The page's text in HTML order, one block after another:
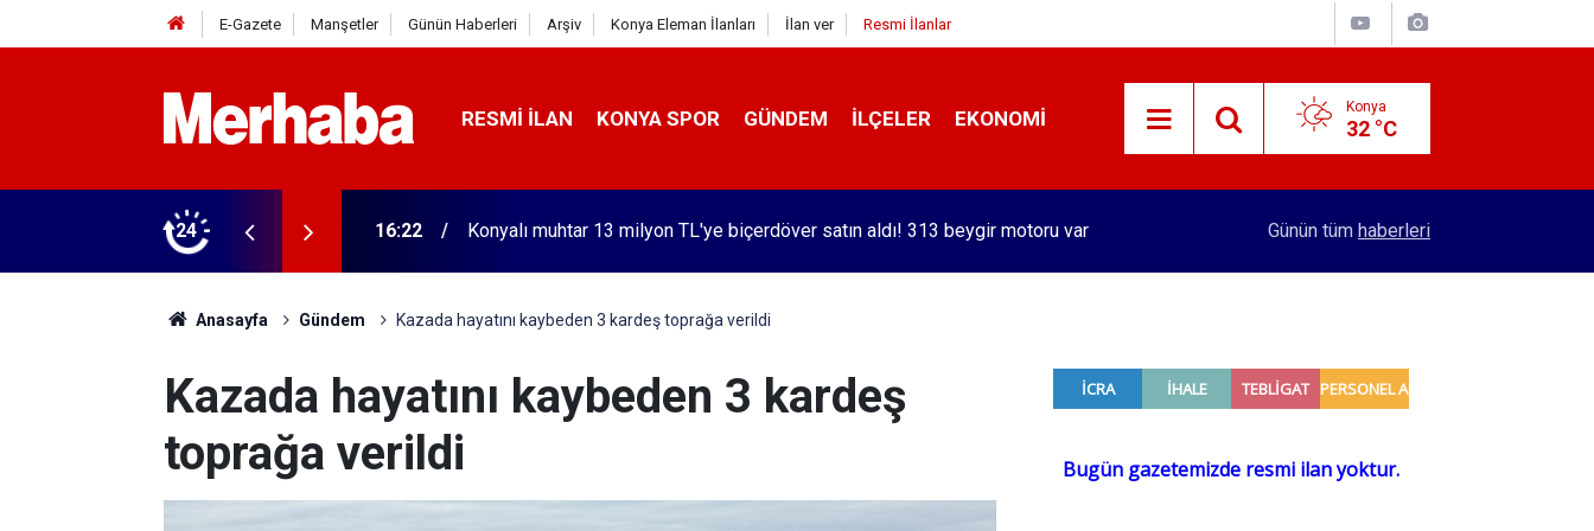
E-Gazete Manşetler Günün Haberleri Arşiv Konya Eleman İlanları İlan ver Resmi İlanlar
RESMI İLAN KONYA SPOR GÜNDEM İLÇELER EKONOMI Konya
32 °C
24
satın aldı! 313 beygir motoru var 16:04 Konyasporlu Kramer'den yıllar sonra Galatasaraylı Osimhen itirafı Merkez Bankası rezervleri açıklandı
Günün tüm haberleri
Anasayfa Gündem Kazada hayatını kaybeden 3 kardeş toprağa verildi
Kazada hayatını kaybeden 3 kardeş
toprağa verildi